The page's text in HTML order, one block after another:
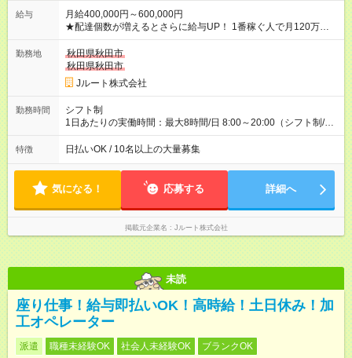
給与
月給400,000円～600,000円
★配達個数が増えるとさらに給与UP！ 1番稼ぐ人で月120万ほ
ど！ ・主要都市エリア 月収55万円／週5日稼働 月収65万~112
万円／週6日稼働 ・地方郊外エリア 月収40万円／週5日稼働 月
収40万円~50万円／週6日稼働 ＜モデルイメージ＞ ■月収50万
円 (27歳男性/江東区在住)※元建築関係 1日150個配達×25日勤務
(日休み) ■月収80万円(43歳男性/墨田区在住)※元営業 1日200個
勤務地
秋田県秋田市
秋田県秋田市
Jルート株式会社
勤務時間
シフト制
1日あたりの実働時間：最大8時間/日 8:00～20:00（シフト制/実
働8時間） ※週5日勤務（場所次第では週4も有り） ※配達状況に
よって時間外での勤務可能性有り ※案件により多少の前後あり
特徴 日払いOK / 10名以上の大量募集
気になる！ 応募する 詳細へ
掲載元企業名 Jルート株式会社
未読
座り仕事！給与即払いOK！高時給！土日休み！加
工オペレーター
派遣 職種未経験OK 社会人未経験OK
ブランクOK